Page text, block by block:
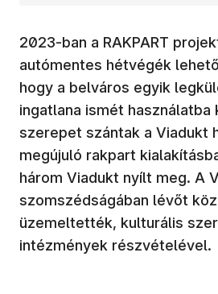
2023-ban a RAKPART
autómentes hétvégék
hogy a belváros egyik
ingatlana ismét használatba
szerepet szántak a Viadukt
megújuló rakpart
három Viadukt nyílt meg. A
szomszédságában lévőt
üzemeltették, kulturális
intézmények részvételével.